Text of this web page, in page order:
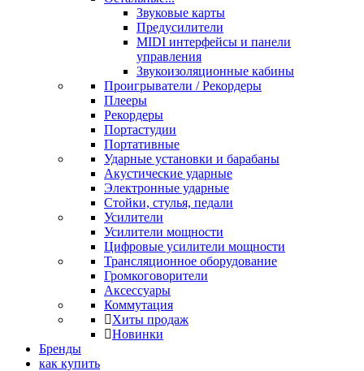
Звуковые карты
Предусилители
MIDI интерфейсы и панели
управления
Звукоизоляционные кабины
Проигрыватели / Рекордеры
Плееры
Рекордеры
Портастудии
Портативные
Ударные установки и барабаны
Акустические ударные
Электронные ударные
Стойки, стулья, педали
Усилители
Усилители мощности
Цифровые усилители мощности
Трансляционное оборудование
Громкоговорители
Аксессуары
Коммутация
Хиты продаж
Новинки
Бренды
как купить